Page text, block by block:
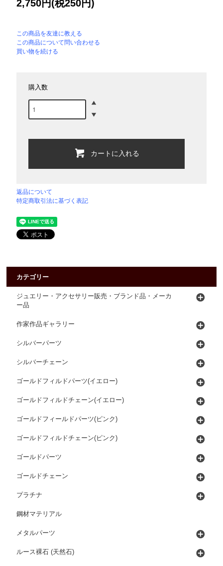
2,750円(税250円)
この商品を友達に教える
この商品について問い合わせる
買い物を続ける
購入数
カートに入れる
返品について
特定商取引法に基づく表記
カテゴリー
ジュエリー・アクセサリー販売・ブランド品・メーカ
ー品
作家作品ギャラリー
シルバーパーツ
シルバーチェーン
ゴールドフィルドパーツ(イエロー)
ゴールドフィルドチェーン(イエロー)
ゴールドフィールドパーツ(ピンク)
ゴールドフィルドチェーン(ピンク)
ゴールドパーツ
ゴールドチェーン
プラチナ
鋼材マテリアル
メタルパーツ
ルース裸石 (天然石)